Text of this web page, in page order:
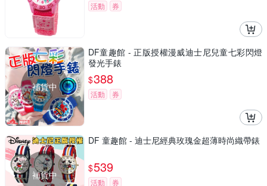
活動 券
補貨中
DF童趣館 - 正版授權漫威迪士尼兒童七彩閃燈
發光手錶
$388
活動 券
補貨中
DF 童趣館 - 迪士尼經典玫瑰金超薄時尚織帶錶
$539
活動 券